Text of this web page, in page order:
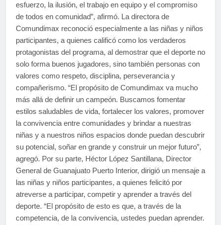
esfuerzo, la ilusión, el trabajo en equipo y el compromiso
de todos en comunidad”, afirmó. La directora de
Comundimax reconoció especialmente a las niñas y niños
participantes, a quienes calificó como los verdaderos
protagonistas del programa, al demostrar que el deporte no
solo forma buenos jugadores, sino también personas con
valores como respeto, disciplina, perseverancia y
compañerismo. “El propósito de Comundimax va mucho
más allá de definir un campeón. Buscamos fomentar
estilos saludables de vida, fortalecer los valores, promover
la convivencia entre comunidades y brindar a nuestras
niñas y a nuestros niños espacios donde puedan descubrir
su potencial, soñar en grande y construir un mejor futuro”,
agregó. Por su parte, Héctor López Santillana, Director
General de Guanajuato Puerto Interior, dirigió un mensaje a
las niñas y niños participantes, a quienes felicitó por
atreverse a participar, competir y aprender a través del
deporte. “El propósito de esto es que, a través de la
competencia, de la convivencia, ustedes puedan aprender.